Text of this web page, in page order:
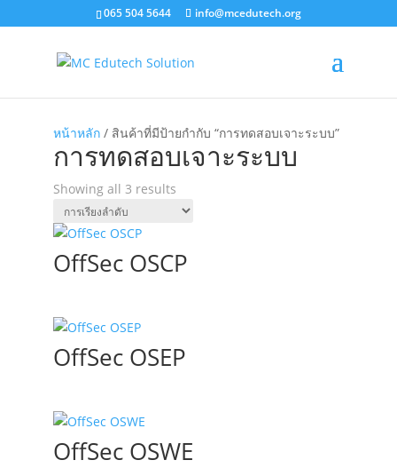
065 504 5644 info@mcedutech.org
หน้าหลัก/ สินค้าที่มีป้ายกำกับ “การทดสอบเจาะระบบ”
การทดสอบเจาะระบบ
Showing all 3 results
OffSec OSCP
OffSec OSEP
OffSec OSWE